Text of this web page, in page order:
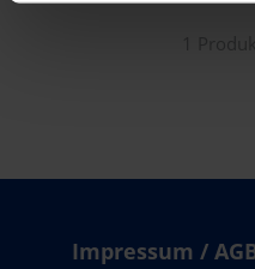
1
Impressum /